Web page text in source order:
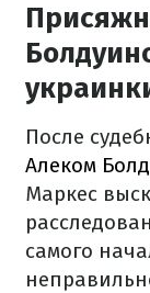
После
Алеком
Маркес
самого